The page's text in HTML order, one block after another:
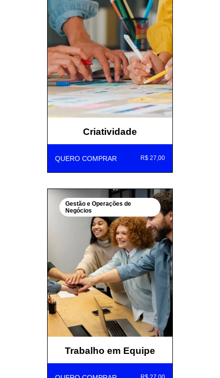
Criatividade
QUERO COMPRAR R$ 27,00
Gestão e Operações de
Negócios
Trabalho em Equipe